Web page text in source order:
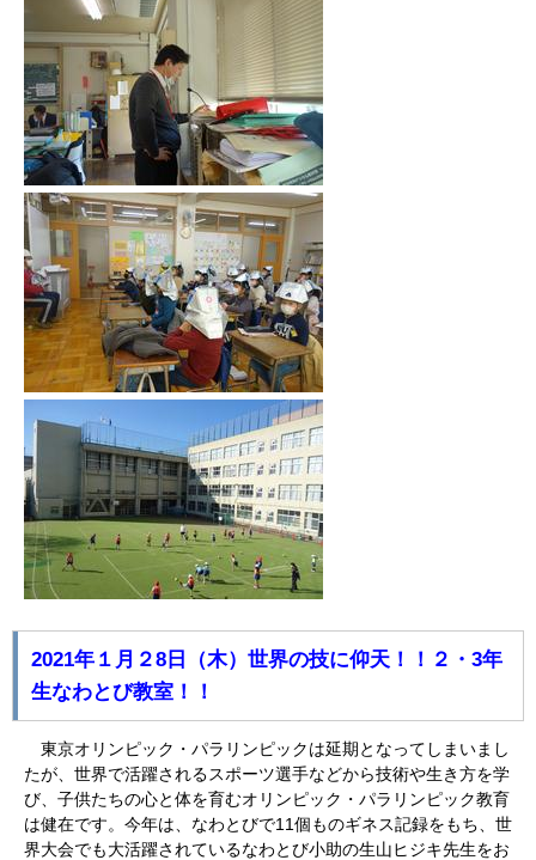
2021年１月２8日（木）世界の技に仰天！！２・3年
生なわとび教室！！
東京オリンピック・パラリンピックは延期となってしまいまし
たが、世界で活躍されるスポーツ選手などから技術や生き方を学
び、子供たちの心と体を育むオリンピック・パラリンピック教育
は健在です。今年は、なわとびで11個ものギネス記録をもち、世
界大会でも大活躍されているなわとび小助の生山ヒジキ先生をお